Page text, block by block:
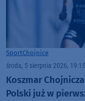
SportChojnice
środa, 5 sierpnia 2026, 19:15
Koszmar
Polski już w